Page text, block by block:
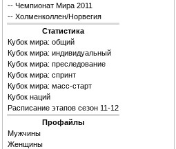
-- Чемпионат Мира 2011
-- Холменколлен/Норвегия
Статистика
Кубок мира: общий
Кубок мира: индивидуальный
Кубок мира: преследование
Кубок мира: спринт
Кубок мира: масс-старт
Кубок наций
Расписание этапов сезон 11-12
Профайлы
Мужчины
Женщины